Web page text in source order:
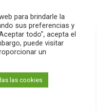
menu pause PLAY
para brindarle la
sus preferencias y
todo", acepta el
puede visitar
un
las cookies